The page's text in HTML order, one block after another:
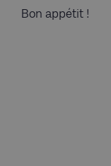
Bon appétit !